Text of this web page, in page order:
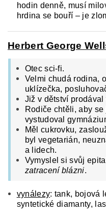
hodin denně, musí
hrdina se bouří – je
Herbert George
Otec sci-fi.
Velmi chudá rodina,
uklízečka,
Již v dětství
Rodiče chtěli, aby
vystudoval
Měl cukrovku,
byl vegetarián,
a lidech.
Vymyslel si svůj
zatracení blázni.
vynálezy: tank, bojová
syntetické diamanty,